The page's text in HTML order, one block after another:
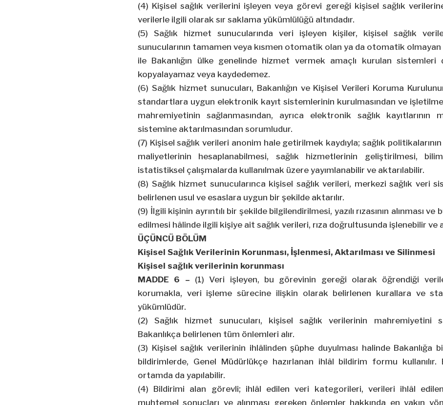
(4) Kişisel sağlık verilerini işleyen veya görevi gereği kişisel sağlık
verilerle ilgili olarak sır saklama yükümlülüğü altındadır.
(5) Sağlık hizmet sunucularında veri işleyen kişiler, kişisel sağlık
sunucularının tamamen veya kısmen otomatik olan ya da otomatik
ile Bakanlığın ülke genelinde hizmet vermek amaçlı kurulan sistemleri
kopyalayamaz veya kaydedemez.
(6) Sağlık hizmet sunucuları, Bakanlığın ve Kişisel Verileri Koruma
standartlara uygun elektronik kayıt sistemlerinin kurulmasından ve
mahremiyetinin sağlanmasından, ayrıca elektronik sağlık kayıtlarının
sistemine aktarılmasından sorumludur.
(7) Kişisel sağlık verileri anonim hale getirilmek kaydıyla; sağlık
maliyetlerinin hesaplanabilmesi, sağlık hizmetlerinin geliştirilmesi,
istatistiksel çalışmalarda kullanılmak üzere yayımlanabilir ve aktarılabilir.
(8) Sağlık hizmet sunucularınca kişisel sağlık verileri, merkezi sağlık veri
belirlenen usul ve esaslara uygun bir şekilde aktarılır.
(9) İlgili kişinin ayrıntılı bir şekilde bilgilendirilmesi, yazılı rızasının alınması ve
edilmesi hâlinde ilgili kişiye ait sağlık verileri, rıza doğrultusunda işlenebilir ve
ÜÇÜNCÜ BÖLÜM
Kişisel Sağlık Verilerinin Korunması, İşlenmesi, Aktarılması ve Silinmesi
Kişisel sağlık verilerinin korunması
MADDE 6 – (1) Veri işleyen, bu görevinin gereği olarak öğrendiği
korumakla, veri işleme sürecine ilişkin olarak belirlenen kurallara ve
yükümlüdür.
(2) Sağlık hizmet sunucuları, kişisel sağlık verilerinin mahremiyetini
Bakanlıkça belirlenen tüm önlemleri alır.
(3) Kişisel sağlık verilerinin ihlâlinden şüphe duyulması halinde Bakanlığa
bildirimlerde, Genel Müdürlükçe hazırlanan ihlâl bildirim formu
ortamda da yapılabilir.
(4) Bildirimi alan görevli; ihlâl edilen veri kategorileri, verileri ihlâl edilen
muhtemel sonuçları ve alınması gereken önlemler hakkında en yakın